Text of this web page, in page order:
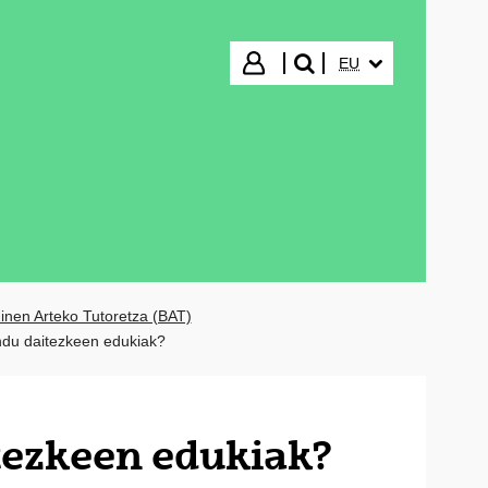
Hasi saioa
bilatu"
EU
Arteko Tutoretza (BAT)
daitezkeen edukiak?
edukiak?